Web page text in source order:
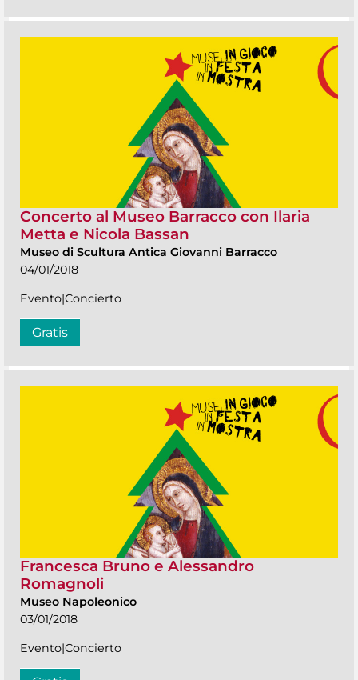
Concerto al Museo Barracco con Ilaria
Metta e Nicola Bassan
Museo di Scultura Antica Giovanni Barracco
04/01/2018
Evento|Concierto
Gratis
Francesca Bruno e Alessandro
Romagnoli
Museo Napoleonico
03/01/2018
Evento|Concierto